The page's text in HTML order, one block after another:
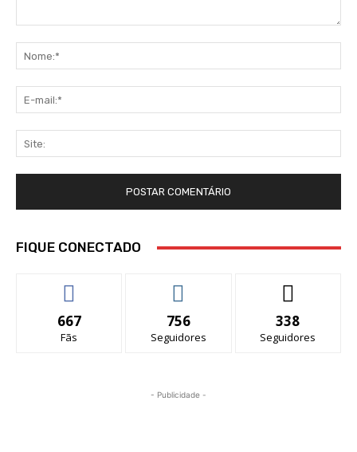
FIQUE CONECTADO
667
Fãs
756
Seguidores
338
Seguidores
- Publicidade -